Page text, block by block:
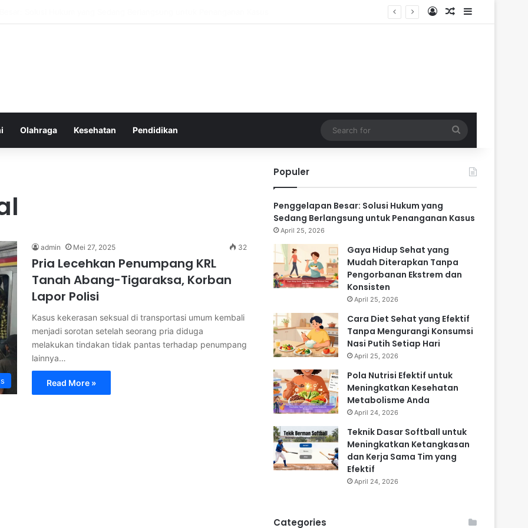
Log InRandom Article
Sidebar
Olahraga Kesehatan Pendidikan
for
admin Mei 27, 2025 32
Pria Lecehkan Penumpang KRL
Tanah Abang-Tigaraksa, Korban
Lapor Polisi
Kasus kekerasan seksual di transportasi umum kembali
menjadi sorotan setelah seorang pria diduga
melakukan tindakan tidak pantas terhadap penumpang
lainnya…
Read More »
Populer
Penggelapan Besar: Solusi Hukum yang
Sedang Berlangsung untuk Penanganan Kasus
April 25, 2026
Gaya Hidup Sehat yang
Mudah Diterapkan Tanpa
Pengorbanan Ekstrem dan
Konsisten
April 25, 2026
Cara Diet Sehat yang Efektif
Tanpa Mengurangi Konsumsi
Nasi Putih Setiap Hari
April 25, 2026
Pola Nutrisi Efektif untuk
Meningkatkan Kesehatan
Metabolisme Anda
April 24, 2026
Teknik Dasar Softball untuk
Meningkatkan Ketangkasan
dan Kerja Sama Tim yang
Efektif
April 24, 2026
Categories